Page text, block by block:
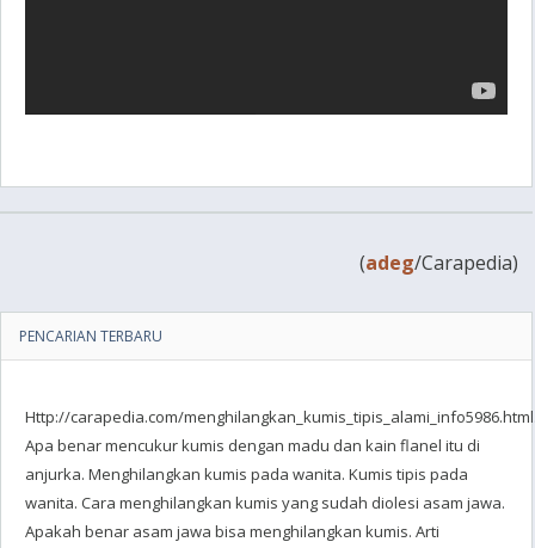
(adeg/Carapedia)
PENCARIAN TERBARU
Http://carapedia.com/
Apa benar mencukur kumis dengan madu dan kain flanel itu di
anjurka. Menghilangkan kumis pada wanita. Kumis tipis pada
wanita. Cara menghilangkan kumis yang sudah diolesi asam jawa.
Apakah benar asam jawa bisa menghilangkan kumis. Arti